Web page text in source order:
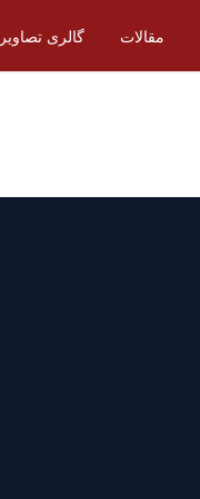
مقالات گالری تصاویر